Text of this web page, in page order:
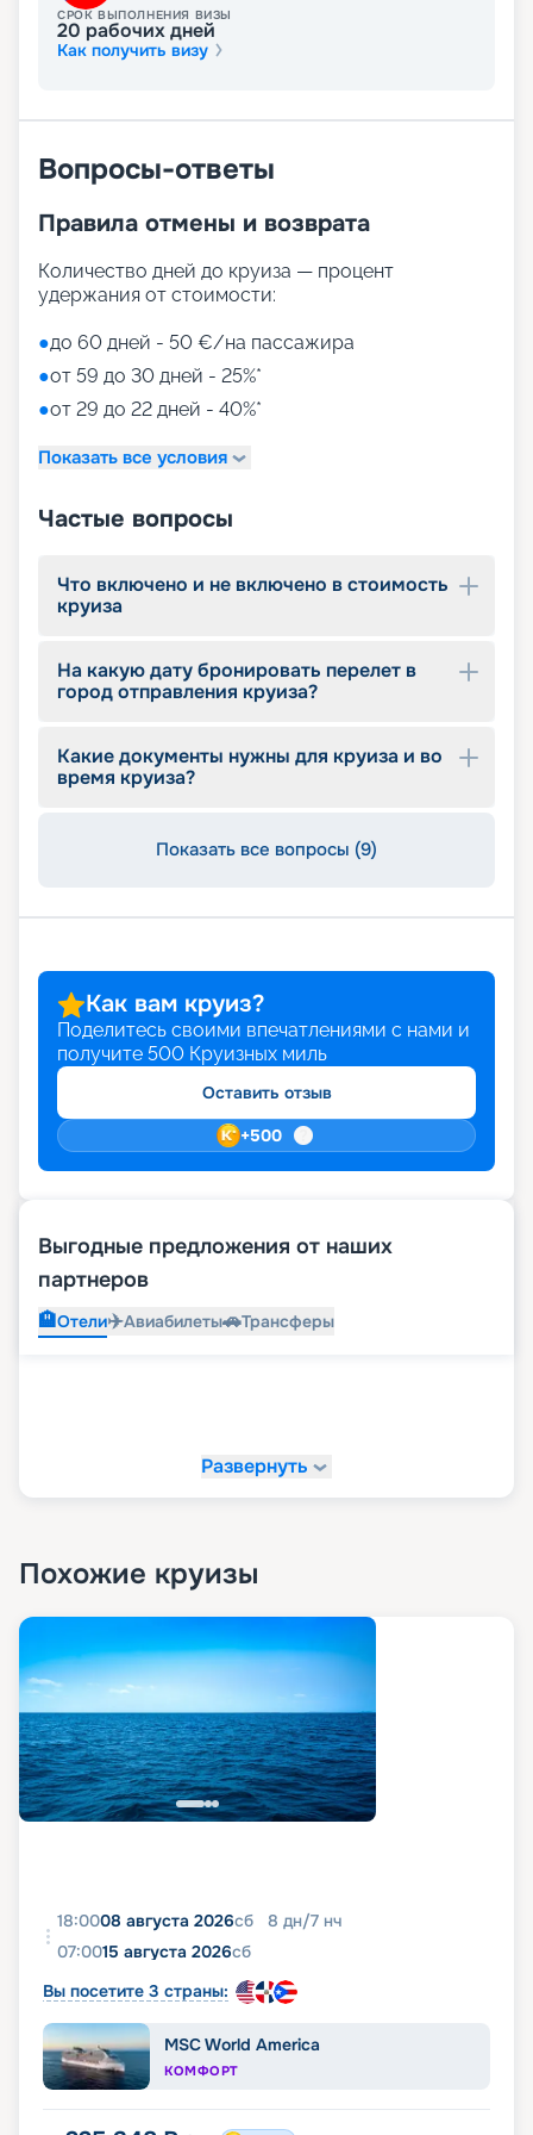
послушать выступление лучших комиков.
Все, что не было включено в стоимость путевки,
включенными чаевыми в размере 15 %.
Путешествие на корабле
будущего
На нашем сайте вы можете купить путевки на
круизы MSC World America, выбрав идеальный
вариант путешествия на 2026 - 2027 г. Мы
предлагаем ознакомиться с фото кают, точным
описанием лайнера и прочитать отзывы бывалых
путешественников. Если у вас останутся
вопросы о круизе, просто свяжитесь с нами по
специалисты ответят на актуальные вопросы.
СРОК ВЫПОЛНЕНИЯ ВИЗЫ
20 рабочих дней
Как получить визу
Вопросы-ответы
Правила отмены и возврата
Количество дней до круиза — процент
удержания от стоимости:
●до 60 дней - 50 €/на пассажира
●от 59 до 30 дней - 25%*
●от 29 до 22 дней - 40%*
Показать все условия
Частые вопросы
Что включено и не включено в стоимость
круиза
На какую дату бронировать перелет в
город отправления круиза?
Какие документы нужны для круиза и во
время круиза?
Показать все вопросы (9)
Как вам круиз?
Поделитесь своими впечатлениями с нами и
получите 500 Круизных миль
Оставить отзыв
+500
Выгодные предложения от наших
партнеров
🏨Отели✈️Авиабилеты🚗Трансферы
Развернуть
Похожие круизы
18:0008 августа 2026сб 8 дн/7 нч
07:0015 августа 2026сб
Вы посетите 3 страны:
MSC World America
КОМФОРТ